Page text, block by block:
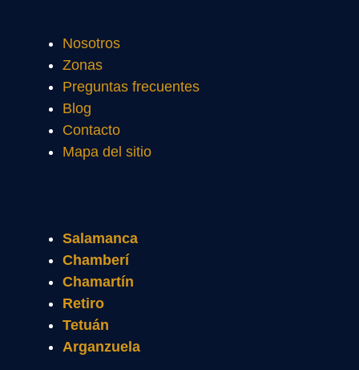
Nosotros
Zonas
Preguntas frecuentes
Blog
Contacto
Mapa del sitio
Salamanca
Chamberí
Chamartín
Retiro
Tetuán
Arganzuela